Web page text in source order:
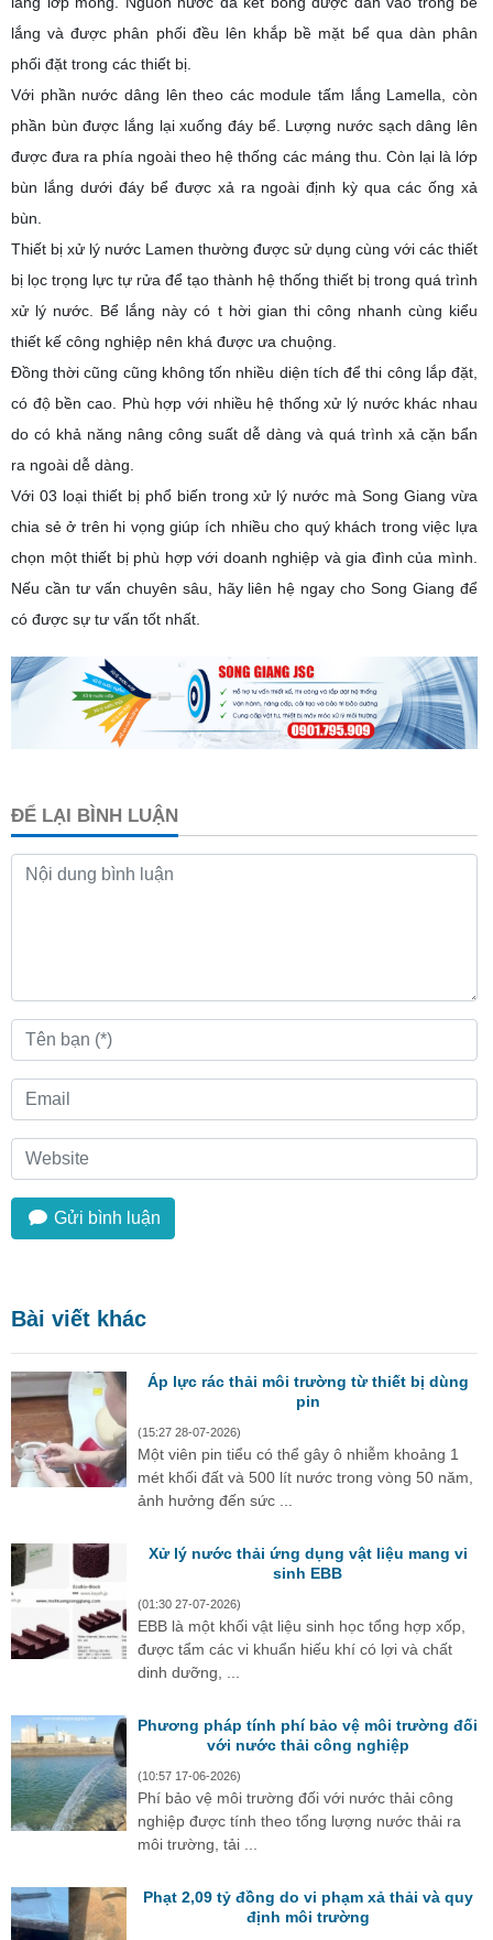
lắng và được phân phối đều lên khắp bề mặt bể qua dàn phân
phối đặt trong các thiết bị.
Với phần nước dâng lên theo các module tấm lắng Lamella, còn
phần bùn được lắng lại xuống đáy bể. Lượng nước sạch dâng lên
được đưa ra phía ngoài theo hệ thống các máng thu. Còn lại là lớp
bùn lắng dưới đáy bể được xả ra ngoài định kỳ qua các ống xả
bùn.
Thiết bị xử lý nước Lamen thường được sử dụng cùng với các thiết
bị lọc trọng lực tự rửa để tạo thành hệ thống thiết bị trong quá trình
xử lý nước. Bể lắng này có t hời gian thi công nhanh cùng kiểu
thiết kế công nghiệp nên khá được ưa chuộng.
Đồng thời cũng cũng không tốn nhiều diện tích để thi công lắp đặt,
có độ bền cao. Phù hợp với nhiều hệ thống xử lý nước khác nhau
do có khả năng nâng công suất dễ dàng và quá trình xả cặn bẩn
ra ngoài dễ dàng.
Với 03 loại thiết bị phổ biến trong xử lý nước mà Song Giang vừa
chia sẻ ở trên hi vọng giúp ích nhiều cho quý khách trong việc lựa
chọn một thiết bị phù hợp với doanh nghiệp và gia đình của mình.
Nếu cần tư vấn chuyên sâu, hãy liên hệ ngay cho Song Giang để
có được sự tư vấn tốt nhất.
ĐỂ LẠI BÌNH LUẬN
Gửi bình luận
Bài viết khác
Áp lực rác thải môi trường từ thiết bị dùng
pin
(15:27 28-07-2026)
Một viên pin tiểu có thể gây ô nhiễm khoảng 1
mét khối đất và 500 lít nước trong vòng 50 năm,
ảnh hưởng đến sức ...
Xử lý nước thải ứng dụng vật liệu mang vi
sinh EBB
(01:30 27-07-2026)
EBB là một khối vật liệu sinh học tổng hợp xốp,
được tẩm các vi khuẩn hiếu khí có lợi và chất
dinh dưỡng, ...
Phương pháp tính phí bảo vệ môi trường đối
với nước thải công nghiệp
(10:57 17-06-2026)
Phí bảo vệ môi trường đối với nước thải công
nghiệp được tính theo tổng lượng nước thải ra
môi trường, tải ...
Phạt 2,09 tỷ đồng do vi phạm xả thải và quy
định môi trường